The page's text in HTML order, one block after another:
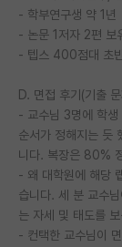
유학교육
이벤트
재팬라운지 🌸
- 학부연구생 약 1년
- 논문 1저자 2편 보
- 텝스 400점대 초
D. 면접 후기(기출
- 교수님 3명에 학생
순서가 정해지는 듯
니다. 복장은 80%
- 왜 대학원에 해당
습니다. 세 분 교수
는 자세 및 태도를
- 컨택한 교수님이